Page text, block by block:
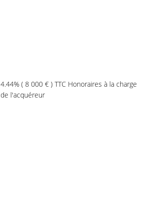
4.44% ( 8 000 € ) TTC Honoraires à la charge
de l'acquéreur